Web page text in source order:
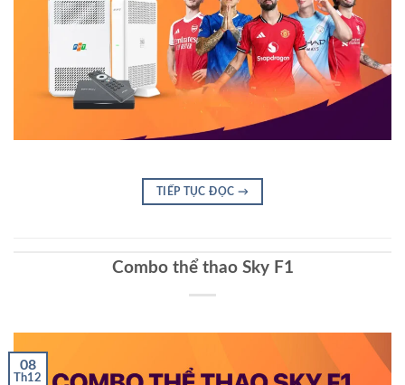
TIẾP TỤC ĐỌC →
Combo thể thao Sky F1
08
Th12